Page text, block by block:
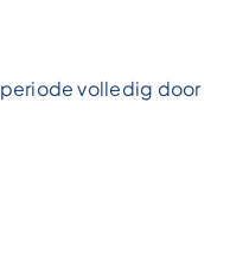
volledig door